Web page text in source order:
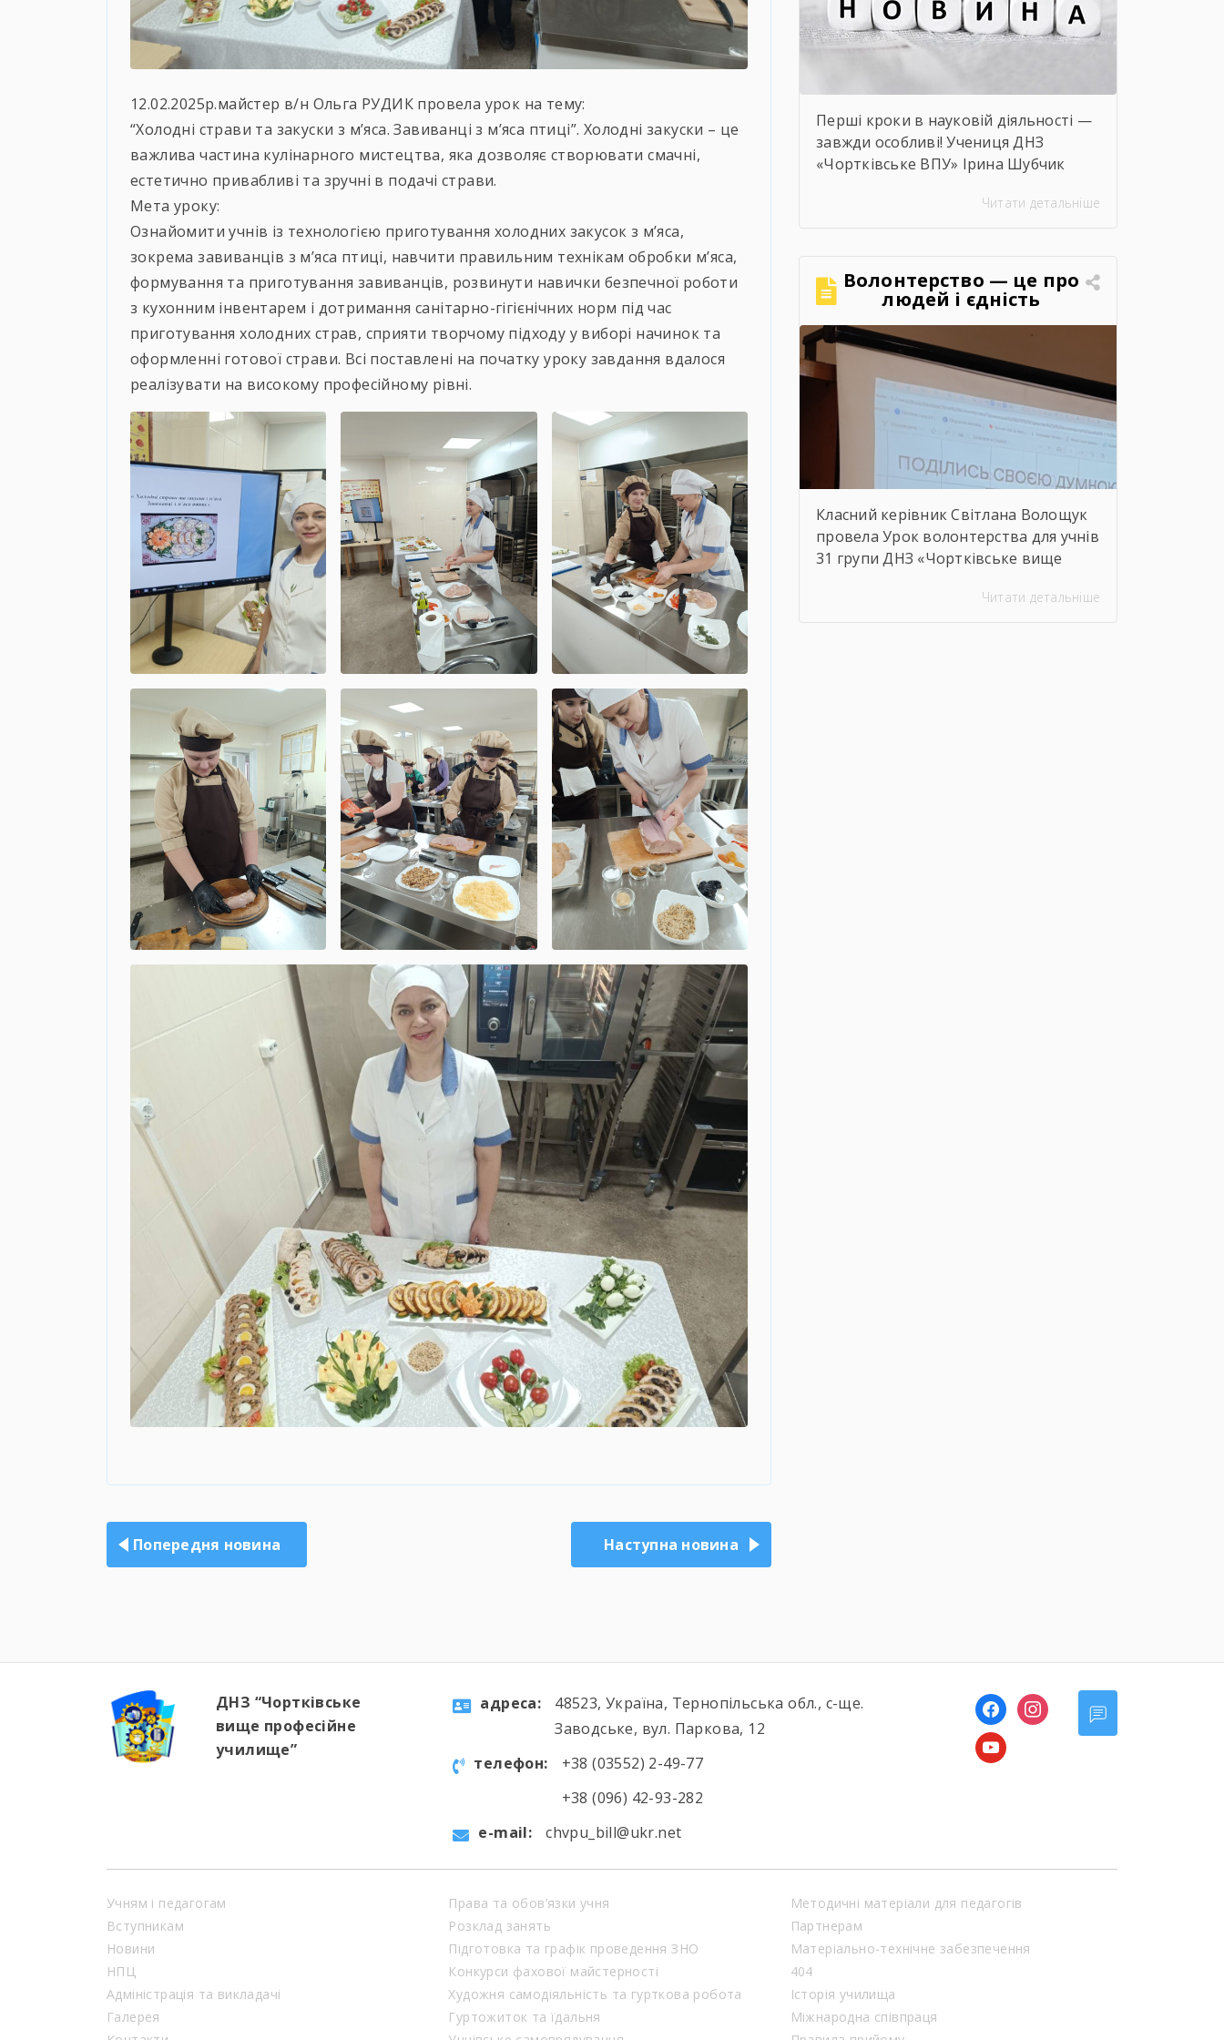
12.02.2025р.майстер в/н Ольга РУДИК провела урок на тему:
“Холодні страви та закуски з м’яса. Завиванці з м’яса птиці”. Холодні закуски – це
важлива частина кулінарного мистецтва, яка дозволяє створювати смачні,
естетично привабливі та зручні в подачі страви.
Мета уроку:
Ознайомити учнів із технологією приготування холодних закусок з м’яса,
зокрема завиванців з м’яса птиці, навчити правильним технікам обробки м’яса,
формування та приготування завиванців, розвинути навички безпечної роботи
з кухонним інвентарем і дотримання санітарно-гігієнічних норм під час
приготування холодних страв, сприяти творчому підходу у виборі начинок та
оформленні готової страви. Всі поставлені на початку уроку завдання вдалося
реалізувати на високому професійному рівні.
записів
Попередня новина Наступна новина
Перші кроки в науковій діяльності —
завжди особливі! Учениця ДНЗ
«Чортківське ВПУ» Ірина Шубчик
захисту науково-дослідницьких робіт
господарства Чортківського
району».Дослідження виконане під
вирізняється актуальністю теми,
ґрунтовним аналізом та прагненням
осмислити сучасні виклики й
перспективи розвитку аграрної
сфери Чортківського […]
Читати детальніше
Волонтерство — це про
людей і єдність
Класний керівник Світлана Волощук
провела Урок волонтерства для учнів
31 групи ДНЗ «Чортківське вище
умови не стали на заваді — урок
Читати детальніше
ДНЗ “Чортківське
вище професійне
училище”
aдресa:
48523, Україна, Тернопільська обл., с-ще.
Заводське, вул. Паркова, 12
телефон:
+38 (03552) 2-49-77
+38 (096) 42-93-282
e-mail:
chvpu_bill@ukr.net
facebookinstagram
youtube
Учням і педагогам
Вступникам
Новини
НПЦ
Адміністрація та викладачі
Галерея
Права та обов’язки учня
Розклад занять
Підготовка та графік проведення ЗНО
Конкурси фахової майстерності
Художня самодіяльність та гурткова робота
Гуртожиток та їдальня
Методичні матеріали для педагогів
Партнерам
Матеріально-технічне забезпечення
404
Історія училища
Міжнародна співпраця